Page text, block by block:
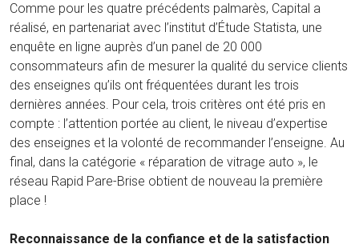
Comme pour les quatre précédents palmarès, Capital a
réalisé, en partenariat avec l’institut d’Étude Statista, une
enquête en ligne auprès d’un panel de 20 000
consommateurs afin de mesurer la qualité du service clients
des enseignes qu’ils ont fréquentées durant les trois
dernières années. Pour cela, trois critères ont été pris en
compte : l’attention portée au client, le niveau d’expertise
des enseignes et la volonté de recommander l’enseigne. Au
final, dans la catégorie « réparation de vitrage auto », le
réseau Rapid Pare-Brise obtient de nouveau la première
place !
Reconnaissance de la confiance et de la satisfaction